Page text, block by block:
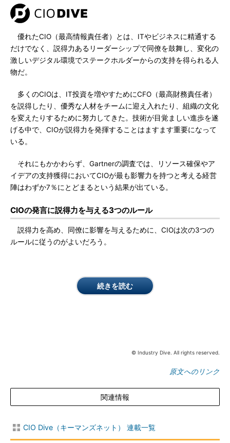
優れたCIO（最高情報責任者）とは、ITやビジネスに精通する
だけでなく、説得力あるリーダーシップで同僚を鼓舞し、変化の
激しいデジタル環境でステークホルダーからの支持を得られる人
物だ。
多くのCIOは、IT投資を増やすためにCFO（最高財務責任者）
を説得したり、優秀な人材をチームに迎え入れたり、組織の文化
を変えたりするために努力してきた。技術が目覚ましい進歩を遂
げる中で、CIOが説得力を発揮することはますます重要になって
いる。
それにもかかわらず、Gartnerの調査では、リソース確保やア
イデアの支持獲得においてCIOが最も影響力を持つと考える経営
陣はわずか7％にとどまるという結果が出ている。
CIOの発言に説得力を与える3つのルール
説得力を高め、同僚に影響を与えるために、CIOは次の3つの
ルールに従うのがよいだろう。
続きを読む
© Industry Dive. All rights reserved.
原文へのリンク
関連情報
CIO Dive（キーマンズネット） 連載一覧